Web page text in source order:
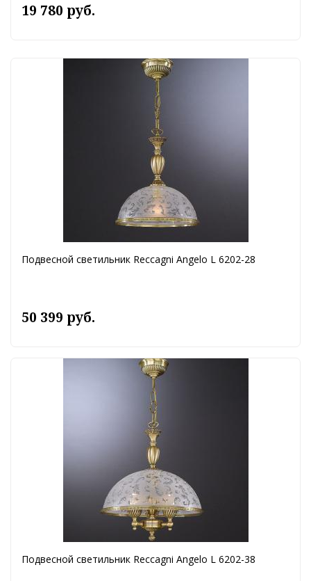
19 780 руб.
Подвесной светильник Reccagni Angelo L 6202-28
50 399 руб.
Подвесной светильник Reccagni Angelo L 6202-38